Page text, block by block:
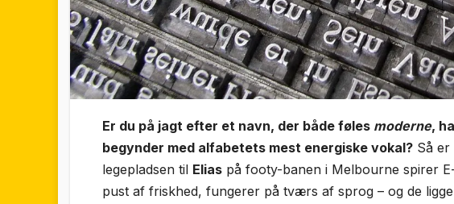
Er du på jagt efter et navn, der både føles moderne,
begynder med alfabetets mest energiske vokal? Så er
legepladsen til Elias på footy-banen i Melbourne spirer
pust af friskhed, fungerer på tværs af sprog – og de